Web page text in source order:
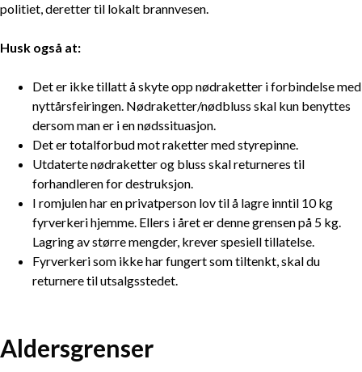
politiet, deretter til lokalt brannvesen.
Husk også at:
Det er ikke tillatt å skyte opp nødraketter i forbindelse med
nyttårsfeiringen. Nødraketter/nødbluss skal kun benyttes
dersom man er i en nødssituasjon.
Det er totalforbud mot raketter med styrepinne.
Utdaterte nødraketter og bluss skal returneres til
forhandleren for destruksjon.
I romjulen har en privatperson lov til å lagre inntil 10 kg
fyrverkeri hjemme. Ellers i året er denne grensen på 5 kg.
Lagring av større mengder, krever spesiell tillatelse.
Fyrverkeri som ikke har fungert som tiltenkt, skal du
returnere til utsalgsstedet.
Aldersgrenser